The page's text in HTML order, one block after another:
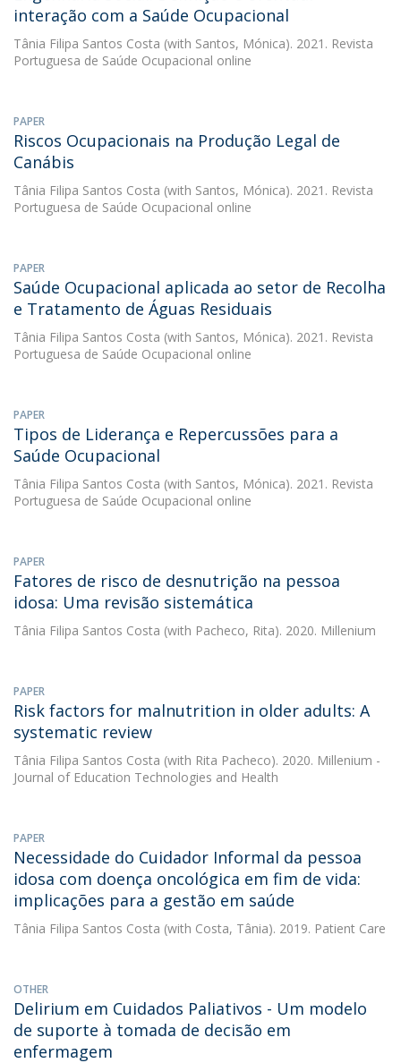
interação com a Saúde Ocupacional
Tânia Filipa Santos Costa (with Santos, Mónica). 2021. Revista
Portuguesa de Saúde Ocupacional online
PAPER
Riscos Ocupacionais na Produção Legal de
Canábis
Tânia Filipa Santos Costa (with Santos, Mónica). 2021. Revista
Portuguesa de Saúde Ocupacional online
PAPER
Saúde Ocupacional aplicada ao setor de Recolha
e Tratamento de Águas Residuais
Tânia Filipa Santos Costa (with Santos, Mónica). 2021. Revista
Portuguesa de Saúde Ocupacional online
PAPER
Tipos de Liderança e Repercussões para a
Saúde Ocupacional
Tânia Filipa Santos Costa (with Santos, Mónica). 2021. Revista
Portuguesa de Saúde Ocupacional online
PAPER
Fatores de risco de desnutrição na pessoa
idosa: Uma revisão sistemática
Tânia Filipa Santos Costa (with Pacheco, Rita). 2020. Millenium
PAPER
Risk factors for malnutrition in older adults: A
systematic review
Tânia Filipa Santos Costa (with Rita Pacheco). 2020. Millenium -
Journal of Education Technologies and Health
PAPER
Necessidade do Cuidador Informal da pessoa
idosa com doença oncológica em fim de vida:
implicações para a gestão em saúde
Tânia Filipa Santos Costa (with Costa, Tânia). 2019. Patient Care
OTHER
Delirium em Cuidados Paliativos - Um modelo
de suporte à tomada de decisão em
enfermagem